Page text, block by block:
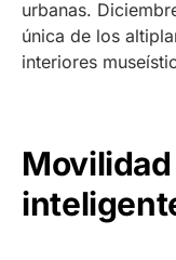
urbanas.
única de los
interiores